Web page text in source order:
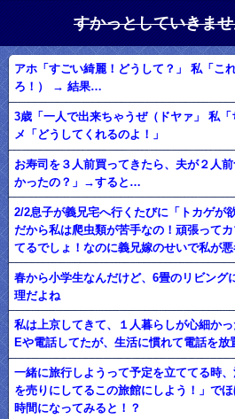
すかっとしていきま
アホ「すごい綺麗！どうして？」 私「こ
ろ！） → 結果…
3歳「一人で出来ちゃうぜ（ドヤァ」 私
メ「どうしてくれるのよ！」
お寿司を３人前買ってきたら、夫が２人
かったの？」→すると…
2/2息子が義兄宅へ行くたびに「トカゲが
だから私は爬虫類が苦手なの！頑張って
てるでしょ！なのに義兄嫁のせいで私が
春から小学生なんだけど、6畳のリビング
理だよね
私は上京してきて、１人暮らしが心細か
Eや電話してたが、生活に慣れて電話を放
一緒に旅行しようって予定を立ててる時
を売りにしてるこの旅館にしよう！」で
時間になってみると！？